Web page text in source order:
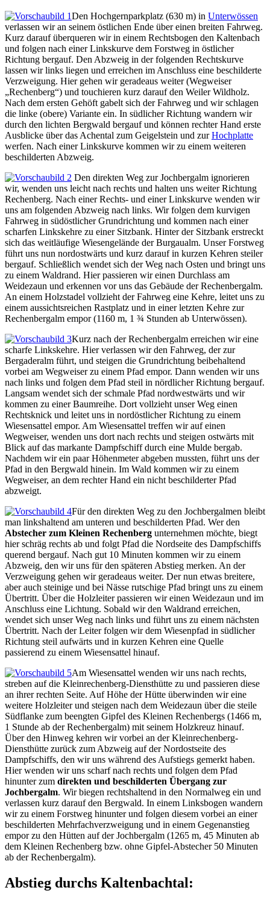
Den Hochgernparkplatz (630 m) in Unterwössen
verlassen wir an seinem östlichen Ende über einen breiten Fahrweg.
Kurz darauf überqueren wir in einem Rechtsbogen den Kaltenbach
und folgen nach einer Linkskurve dem Forstweg in östlicher
Richtung bergauf. Den Abzweig in der folgenden Rechtskurve
lassen wir links liegen und erreichen im Anschluss eine beschilderte
Verzweigung. Hier gehen wir geradeaus weiter (Wegweiser
„Rechenberg“) und touchieren kurz darauf den Weiler Wildholz.
Nach dem ersten Gehöft gabelt sich der Fahrweg und wir schlagen
die linke (obere) Variante ein. In südlicher Richtung wandern wir
durch den lichten Bergwald bergauf und können rechter Hand erste
Ausblicke über das Achental zum Geigelstein und zurHochplatte
werfen. Nach einer Linkskurve kommen wir zu einem weiteren
beschilderten Abzweig.
Den direkten Weg zur Jochbergalm ignorieren
wir, wenden uns leicht nach rechts und halten uns weiter Richtung
Rechenberg. Nach einer Rechts- und einer Linkskurve wenden wir
uns am folgenden Abzweig nach links. Wir folgen dem kurvigen
Fahrweg in südöstlicher Grundrichtung und kommen nach einer
scharfen Linkskehre zu einer Sitzbank. Hinter der Sitzbank erstreckt
sich das weitläufige Wiesengelände der Burgaualm. Unser Forstweg
führt uns nun nordostwärts und kurz darauf in kurzen Kehren steiler
bergauf. Schließlich wendet sich der Weg nach Osten und bringt uns
zu einem Waldrand. Hier passieren wir einen Durchlass am
Weidezaun und erkennen vor uns das Gebäude der Rechenbergalm.
An einem Holzstadel vollzieht der Fahrweg eine Kehre, leitet uns zu
einem aussichtsreichen Rastplatz und in einer letzten Kehre zur
Rechenbergalm empor (1160 m, 1 ¾ Stunden ab Unterwössen).
Kurz nach der Rechenbergalm erreichen wir eine
scharfe Linkskehre. Hier verlassen wir den Fahrweg, der zur
Bergaderalm führt, und steigen die Grundrichtung beibehaltend
vorbei am Wegweiser zu einem Pfad empor. Dann wenden wir uns
nach links und folgen dem Pfad steil in nördlicher Richtung bergauf.
Langsam wendet sich der schmale Pfad nordwestwärts und wir
kommen zu einer Baumreihe. Dort vollzieht unser Weg einen
Rechtsknick und leitet uns in nordöstlicher Richtung zu einem
Wiesensattel empor. Am Wiesensattel treffen wir auf einen
Wegweiser, wenden uns dort nach rechts und steigen ostwärts mit
Blick auf das markante Dampfschiff durch eine Mulde bergab.
Nachdem wir ein paar Höhenmeter abgeben mussten, führt uns der
Pfad in den Bergwald hinein. Im Wald kommen wir zu einem
Wegweiser, an dem rechter Hand ein nicht beschilderter Pfad
abzweigt.
Für den direkten Weg zu den Jochbergalmen bleibt
man linkshaltend am unteren und beschilderten Pfad. Wer den
Abstecher zum Kleinen Rechenberg unternehmen möchte, biegt
hier schräg rechts ab und folgt Pfad die Nordseite des Dampfschiffs
querend bergauf. Nach gut 10 Minuten kommen wir zu einem
Abzweig, den wir uns für den späteren Abstieg merken. An der
Verzweigung gehen wir geradeaus weiter. Der nun etwas breitere,
aber auch steinige und bei Nässe rutschige Pfad bringt uns zu einem
Übertritt. Über die Holzleiter passieren wir einen Weidezaun und im
Anschluss eine Lichtung. Sobald wir den Waldrand erreichen,
wendet sich unser Weg nach links und führt uns zu einem nächsten
Übertritt. Nach der Leiter folgen wir dem Wiesenpfad in südlicher
Richtung steil aufwärts und in kurzen Kehren eine Quelle
passierend zu einem Wiesensattel hinauf.
Am Wiesensattel wenden wir uns nach rechts,
streben auf die Kleinrechenberg-Diensthütte zu und passieren diese
an ihrer rechten Seite. Auf Höhe der Hütte überwinden wir eine
weitere Holzleiter und steigen nach dem Weidezaun über die steile
Südflanke zum beengten Gipfel des Kleinen Rechenbergs (1466 m,
1 Stunde ab der Rechenbergalm) mit seinem Holzkreuz hinauf.
Über den Hinweg kehren wir vorbei an der Kleinrechenberg-
Diensthütte zurück zum Abzweig auf der Nordostseite des
Dampfschiffs, den wir uns während des Aufstiegs gemerkt haben.
Hier wenden wir uns scharf nach rechts und folgen dem Pfad
hinunter zum direkten und beschilderten Übergang zur
Jochbergalm. Wir biegen rechtshaltend in den Normalweg ein und
verlassen kurz darauf den Bergwald. In einem Linksbogen wandern
wir zu einem Forstweg hinunter und folgen diesem vorbei an einer
beschilderten Mehrfachverzweigung und in einem Gegenanstieg
empor zu den Hütten auf der Jochbergalm (1265 m, 45 Minuten ab
dem Kleinen Rechenberg bzw. ohne Gipfel-Abstecher 50 Minuten
ab der Rechenbergalm).
Abstieg durchs Kaltenbachtal: